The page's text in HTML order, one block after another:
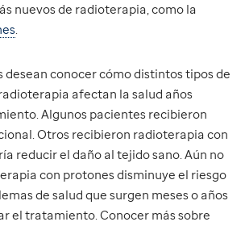
nuevos de radioterapia, como la
.
desean conocer cómo distintos tipos de
afectan la salud años
Algunos pacientes recibieron
Otros recibieron radioterapia con
reducir el daño al tejido sano. Aún no
con protones disminuye el riesgo
de salud que surgen meses o años
el tratamiento. Conocer más sobre